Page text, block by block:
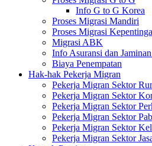
Info G to G Korea
Proses Migrasi Mandiri
Proses Migrasi
Migrasi ABK
Info Asuransi dan
Biaya Penempatan
Hak-hak Pekerja Migran
Pekerja Migran Sektor
Pekerja Migran Sektor
Pekerja Migran Sektor
Pekerja Migran Sektor
Pekerja Migran Sektor
Pekerja Migran Sektor